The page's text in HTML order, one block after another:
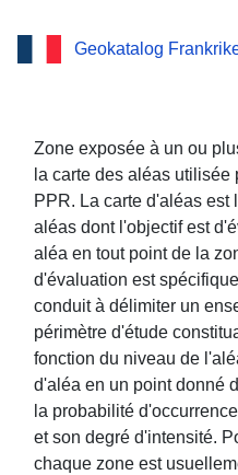
Prévention
Inondation
(64101),
Pyrénées-
Geokatalog
Zone exposée à un ou
la carte des aléas
PPR. La carte d'aléas est
aléas dont l'objectif est
aléa en tout point de la
d'évaluation est
conduit à délimiter un
périmètre d'étude
fonction du niveau de
d'aléa en un point donné
la probabilité
et son degré d'intensité.
chaque zone est